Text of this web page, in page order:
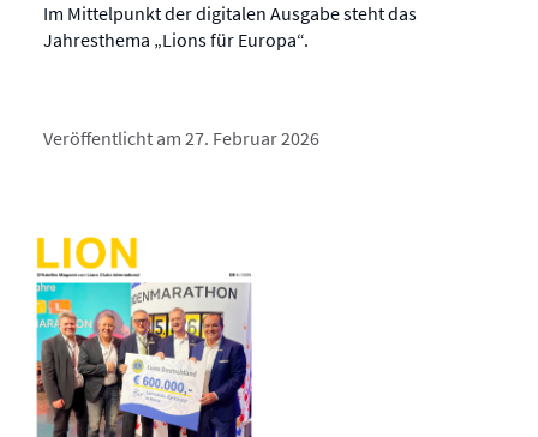
Im Mittelpunkt der digitalen Ausgabe steht das
Jahresthema „Lions für Europa“.
Veröffentlicht am 27. Februar 2026